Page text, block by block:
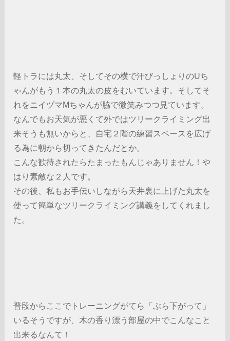
軽トラには丸太、そしてその横で汗びっしょりのUち
ゃんがもう１本の丸太の皮をむいています。そしてそ
れをニイヅマMちゃんが脇で微笑みつつ見ています。
なんでもお天気が悪くて外ではツリークライミング出
来そうも無いからと、自宅２階の練習スペースを広げ
る為に朝から切ってきたんだとか。
こんな歓待されたらたまったもんじゃありません！や
はり素敵な２人です。
その後、私もお手伝いしながら天井裏に上げた丸太を
使って簡単なツリークライミング講義をしてくれまし
た。
普段からここでトレーニングがてら「ぶら下がって」
いるそうですが、木の香り漂う部屋の中でこんなこと
出来るなんて！